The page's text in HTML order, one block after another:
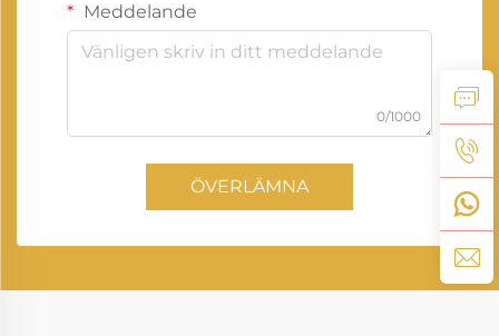
Meddelande
0/1000
ÖVERLÄMNA